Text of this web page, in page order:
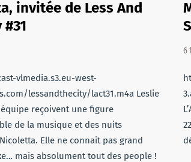
invitée de Less And
vlmedia.s3.eu-west-
lessandthecity/lact31.m4a Leslie
reçoivent une figure
de la musique et des nuits
Elle ne connait pas grand
mais absolument tout des people !
6